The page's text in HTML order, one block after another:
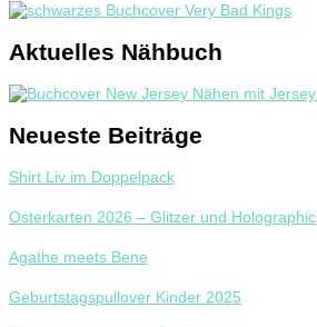
Aktuelles Nähbuch
Neueste Beiträge
Shirt Liv im Doppelpack
Osterkarten 2026 – Glitzer und Holographic
Agathe meets Bene
Geburtstagspullover Kinder 2025